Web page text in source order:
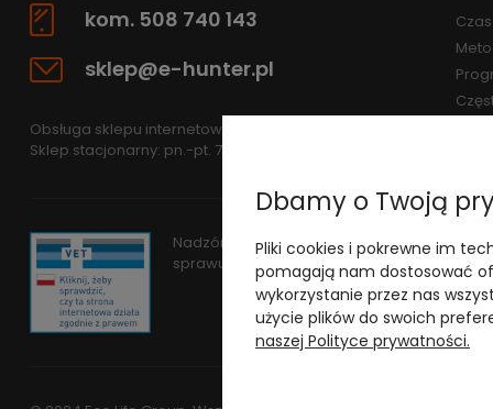
kom. 508 740 143
sklep@e-hunter.pl
Obsługa sklepu internetowego: pn.-pt 7.30-15.30
Sklep stacjonarny: pn.-pt. 7.30-15.30
Nadzór nad obrotem produktami
sprawuje
Wojewódzki Inspektorat
Dbamy o Twoją
Pliki cookies i pokrewne im
pomagają nam dostosować
wykorzystanie przez nas
użycie plików do swoich
naszej Polityce prywatności.